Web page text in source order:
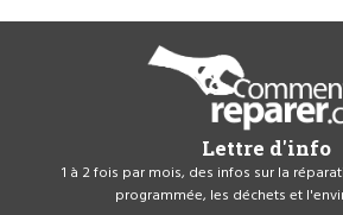
Lettre d'info
1 à 2 fois par mois, des infos sur la
programmée, les déchets et